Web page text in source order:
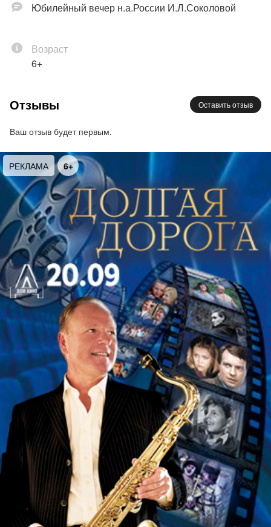
Юбилейный вечер н.а.России И.Л.Соколовой
Возраст
6+
Отзывы Оставить отзыв
Ваш отзыв будет первым.
РЕКЛАМА 6+